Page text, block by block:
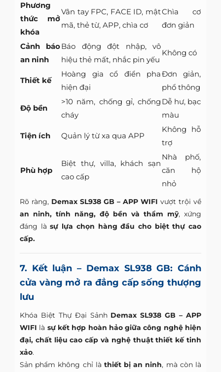
Phương
thức mở
khóa
Vân tay FPC, FACE ID, mật
mã, thẻ từ, APP, chìa cơ
Chìa cơ
đơn giản
Cảnh báo
an ninh
Báo động đột nhập, vô
hiệu thẻ mất, nhắc pin yếu
Không có
Thiết kế
Hoàng gia cổ điển pha
hiện đại
Đơn giản,
phổ thông
Độ bền
>10 năm, chống gỉ, chống
cháy
Dễ hư, bạc
màu
Tiện ích Quản lý từ xa qua APP
Không hỗ
trợ
Phù hợp
Biệt thự, villa, khách sạn
cao cấp
Nhà phố,
căn hộ
nhỏ
Rõ ràng, Demax SL938 GB – APP WIFI vượt trội về
an ninh, tính năng, độ bền và thẩm mỹ, xứng
đáng làsự lựa chọn hàng đầu cho biệt thự cao
cấp.
7. Kết luận – Demax SL938 GB: Cánh
cửa vàng mở ra đẳng cấp sống thượng
lưu
Khóa Biệt Thự Đại Sảnh Demax SL938 GB – APP
WIFI là sự kết hợp hoàn hảo giữa công nghệ hiện
đại, chất liệu cao cấp và nghệ thuật thiết kế tinh
xảo.
Sản phẩm không chỉ là thiết bị an ninh, mà còn là